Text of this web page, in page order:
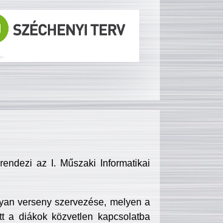
az I. Műszaki Informatikai
verseny szervezése, melyen a
a diákok közvetlen kapcsolatba